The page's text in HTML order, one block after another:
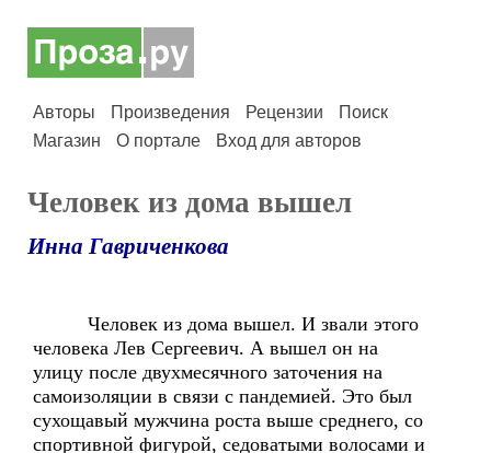
Авторы Произведения Рецензии
Поиск
Магазин
О портале Вход для авторов
Человек из дома вышел
Инна Гавриченкова
Человек из дома вышел. И звали этого
человека Лев Сергеевич. А вышел он на
улицу после двухмесячного заточения на
самоизоляции в связи с пандемией. Это был
сухощавый мужчина роста выше среднего, со
спортивной фигурой, седоватыми волосами и